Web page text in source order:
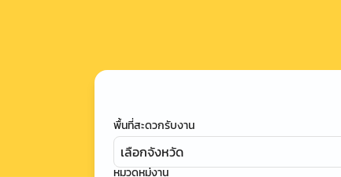
พื้นที่สะดวกรับงาน
เลือกจังหวัด
หมวดหมู่งาน